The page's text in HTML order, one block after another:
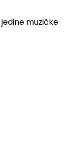
muzičke